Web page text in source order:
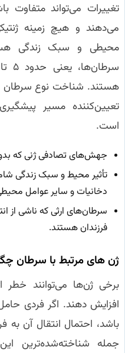
تغییرات می‌تواند
می‌دهند و هیچ زمینه
محیطی و سبک زندگی
هستند. شناخت نوع سرطان و
تعیین‌کننده مسیر
است.
جهش‌های تصادفی ژنی که
تأثیر محیط و سبک زندگی
دخانیات و سایر عوامل
سرطان‌های ارثی که ناشی از
فرزندان هستند.
ژن‌ های مرتبط با سرطان
برخی ژن‌ها می‌توانند خطر
افزایش دهند. اگر فردی